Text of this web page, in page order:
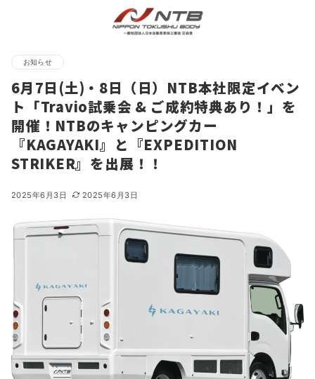
お知らせ
6月7日(土)・8日（日）NTB本社限定イベン
ト「Travio試乗会 & ご成約特典あり！」を
開催！NTBのキャンピングカー
『KAGAYAKI』と『EXPEDITION
STRIKER』を出展！！
2025年6月3日 2025年6月3日